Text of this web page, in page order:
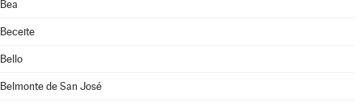
Bea
Beceite
Bello
Belmonte de San José